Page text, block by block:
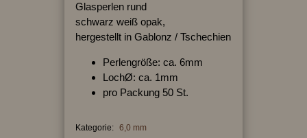
Glasperlen rund
schwarz weiß opak,
hergestellt in Gablonz / Tschechien
Perlengröße: ca. 6mm
LochØ: ca. 1mm
pro Packung 50 St.
Kategorie: 6,0 mm